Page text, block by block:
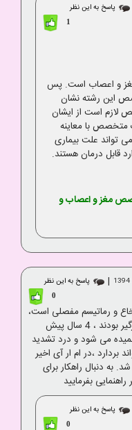
پاسخ به این نظر
1
مغز و اعصاب است. پس
این رشته نشان
لازم است از ایشان
متخصص با معاینه
تواند علت بیماری
قابل درمان هستند.
مغز و اعصاب و
| پاسخ به این نظر
0
و رماتیسم مفصلی است،
پنج تا از مهره های ستون فقرات ایشان درگیر بودند ، 4 سال پیش
می شود و درد تشدید
،در ام ار آی اخیر
به دنبال راهکار برای
بفرمایید
پاسخ به این نظر
0